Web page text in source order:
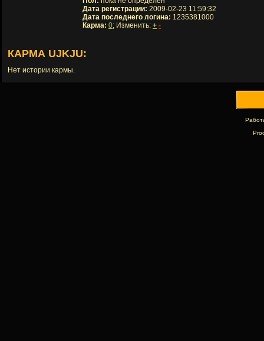
Дата регистрации: 2009-02-23 11:59:32
Дата последнего логина: 1235381000
Карма: 0; Изменить: + -
КАРМА UJKJU:
Нет истории кармы.